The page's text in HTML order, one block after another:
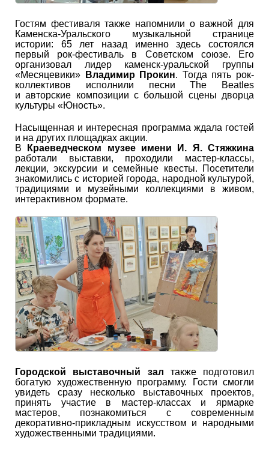
Гостям фестиваля также напомнили о важной для
Каменска-Уральского музыкальной странице
истории: 65 лет назад именно здесь состоялся
первый рок-фестиваль в Советском союзе. Его
организовал лидер каменск-уральской группы
«Месяцевики»
Владимир Прокин. Тогда пять рок-
коллективов исполнили песни The Beatles
и авторские композиции с большой сцены дворца
культуры «Юность».
Насыщенная и интересная программа ждала гостей
и на других площадках акции.
В
Краеведческом музее имени И. Я. Стяжкина
работали выставки, проходили мастер-классы,
лекции, экскурсии и семейные квесты. Посетители
знакомились с историей города, народной культурой,
традициями и музейными коллекциями в живом,
интерактивном формате.
Городской выставочный зал также подготовил
богатую художественную программу. Гости смогли
увидеть сразу несколько выставочных проектов,
принять участие в мастер-классах и ярмарке
мастеров, познакомиться с современным
декоративно-прикладным искусством и народными
художественными традициями.